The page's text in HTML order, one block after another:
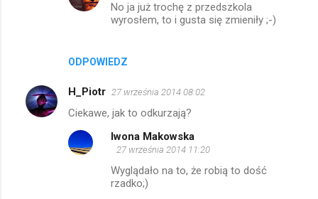
ODPOWIEDZ
No ja już trochę z przedszkola
wyrosłem, to i gusta się zmieniły ;-)
H_Piotr 27 września 2014 08:02
Ciekawe, jak to odkurzają?
Iwona Makowska
27 września 2014 11:20
Wyglądało na to, że robią to dość
rzadko;)